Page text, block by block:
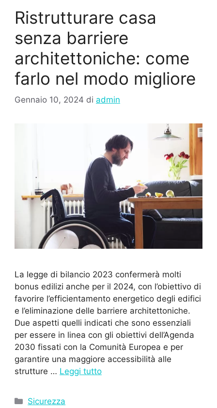
Ristrutturare casa
senza barriere
architettoniche: come
farlo nel modo migliore
Gennaio 10, 2024 di admin
La legge di bilancio 2023 confermerà molti
bonus edilizi anche per il 2024, con l’obiettivo di
favorire l’efficientamento energetico degli edifici
e l’eliminazione delle barriere architettoniche.
Due aspetti quelli indicati che sono essenziali
per essere in linea con gli obiettivi dell’Agenda
2030 fissati con la Comunità Europea e per
garantire una maggiore accessibilità alle
strutture … Leggi tutto
Categorie
Sicurezza